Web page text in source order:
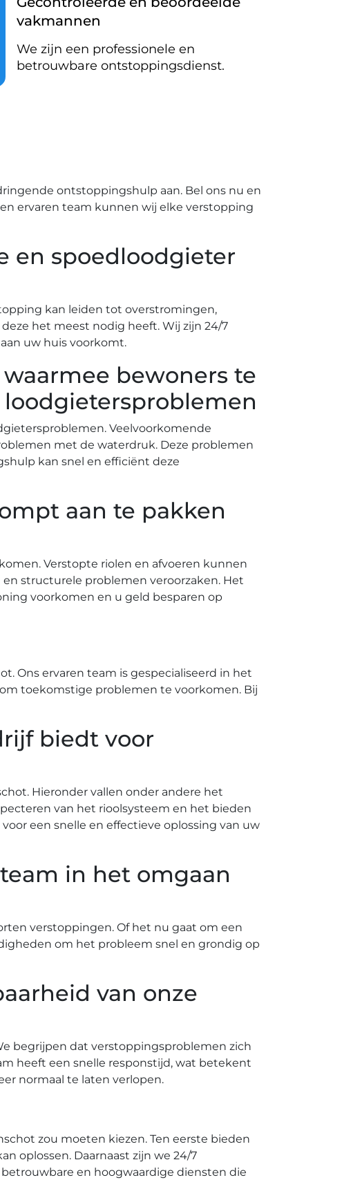
vakmannen
We zijn een professionele en
betrouwbare ontstoppingsdienst.
ontstoppingshulp aan. Bel ons nu en
ervaren team kunnen wij elke verstopping
en spoedloodgieter
kan leiden tot overstromingen,
het meest nodig heeft.​ Wij zijn 24/7
uw huis voorkomt.​
bewoners te
Veelvoorkomende
met de waterdruk.​ Deze problemen
kan snel en efficiënt deze
aan te pakken
Verstopte riolen en afvoeren kunnen
structurele problemen veroorzaken. Het
voorkomen en u geld besparen op
Ons ervaren team is gespecialiseerd in het
toekomstige problemen te voorkomen.​ Bij
biedt voor
Hieronder vallen onder andere het
van het rioolsysteem en het bieden
een snelle en effectieve oplossing van uw
in het omgaan
verstoppingen.​ Of het nu gaat om een
om het probleem snel en grondig op
van onze
begrijpen dat verstoppingsproblemen zich
heeft een snelle responstijd, wat betekent
normaal te laten verlopen.​
zou moeten kiezen.​ Ten eerste bieden
oplossen.​ Daarnaast zijn we 24/7